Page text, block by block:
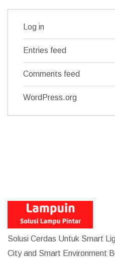
Log in
Entries feed
Comments feed
WordPress.org
Solusi Cerdas Untuk Smart
City and Smart Environment